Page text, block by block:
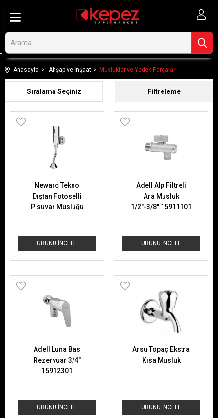
Anasayfa Ahşap ve İnşaat Musluklar ve Yedek Parçalar
Filtreleme
Sıralama
ÜRÜNÜ İNCELE
Newarc Tekno
Dıştan Fotoselli
Pisuvar Musluğu
ÜRÜNÜ İNCELE
Adell Alp Filtreli
Ara Musluk
1/2"-3/8" 15911101
ÜRÜNÜ İNCELE
Adell Luna Bas
Rezervuar 3/4"
15912301
ÜRÜNÜ İNCELE
Arsu Topaç Ekstra
Kısa Musluk